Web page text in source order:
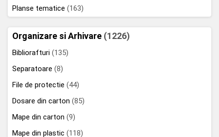
Planse tematice (163)
Organizare si Arhivare (1226)
Bibliorafturi (135)
Separatoare (8)
File de protectie (44)
Dosare din carton (85)
Mape din carton (9)
Mape din plastic (118)